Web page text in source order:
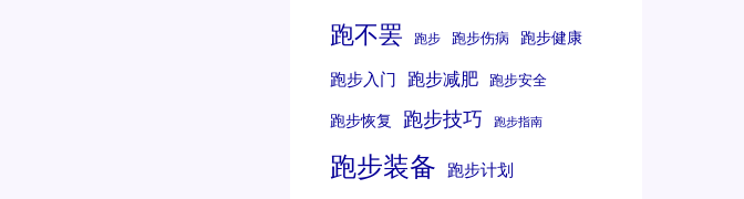
跑不罢 跑步 跑步伤病 跑步健康
跑步入门 跑步减肥 跑步安全
跑步恢复 跑步技巧 跑步指南
跑步装备 跑步计划